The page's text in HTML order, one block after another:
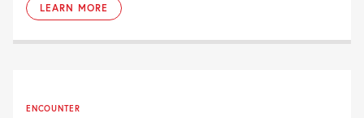
LEARN MORE
ENCOUNTER